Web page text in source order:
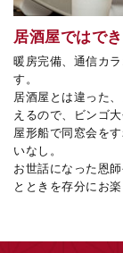
居酒屋ではで
暖房完備、通信カ
す。
居酒屋とは違った
えるので、ビンゴ大
屋形船で同窓会を
いなし。
お世話になった恩
とときを存分にお